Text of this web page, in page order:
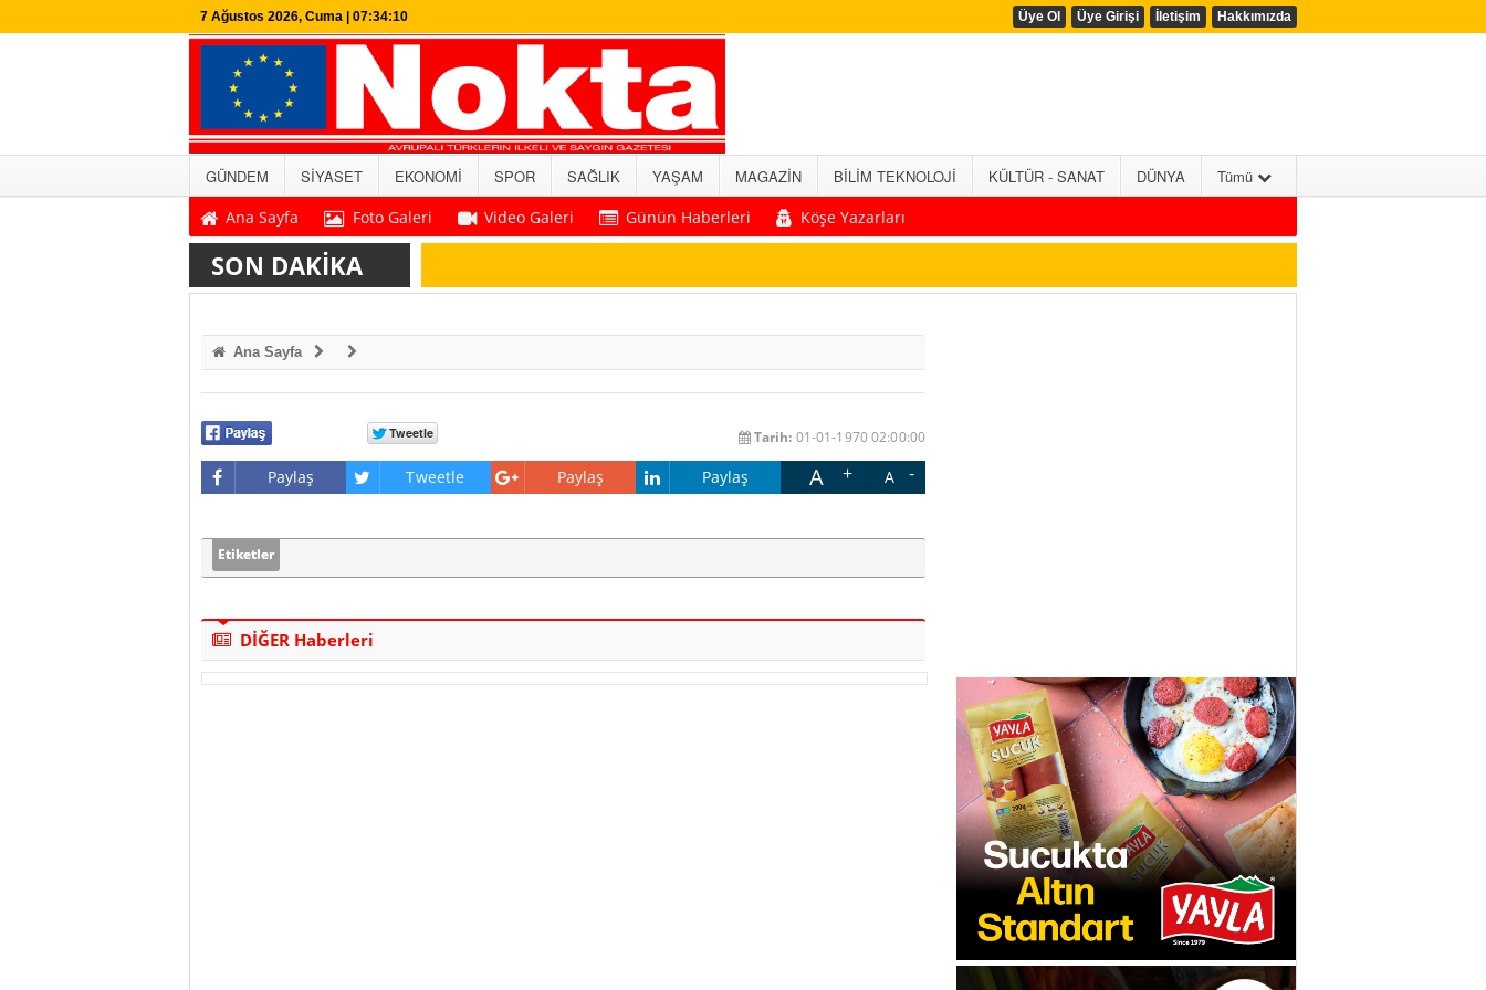
7 Ağustos 2026, Cuma | 07:34:11 Üye Ol Üye Girişi İletişim Hakkımızda
GÜNDEM SİYASET EKONOMİ SPOR SAĞLIK YAŞAM MAGAZİN BİLİM TEKNOLOJİ KÜLTÜR - SANAT DÜNYA
Tümü
Ana Sayfa
Foto Galeri Video Galeri Günün Haberleri Köşe Yazarları
SON DAKİKA
Ana Sayfa
Tarih: 01-01-1970 02:00:00
Paylaş Tweetle Paylaş Paylaş A A
Etiketler
DİĞER Haberleri